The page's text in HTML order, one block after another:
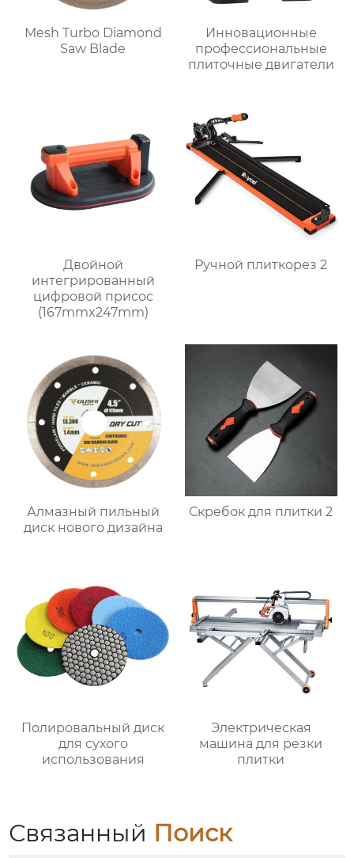
Mesh Turbo Diamond
Saw Blade
Инновационные
профессиональные
плиточные двигатели
Двойной
интегрированный
цифровой присос
(167mmx247mm)
Ручной плиткорез 2
Алмазный пильный
диск нового дизайна
Скребок для плитки 2
Полировальный диск
для сухого
использования
Электрическая
машина для резки
плитки
Связанный Поиск